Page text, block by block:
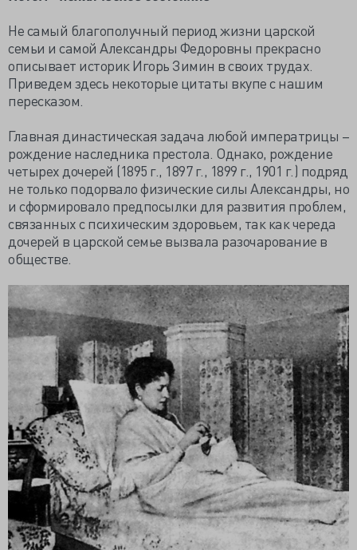
Не самый благополучный период жизни царской
семьи и самой Александры Федоровны прекрасно
описывает историк Игорь Зимин в своих трудах.
Приведем здесь некоторые цитаты вкупе с нашим
пересказом.
Главная династическая задача любой императрицы –
рождение наследника престола. Однако, рождение
четырех дочерей (1895 г., 1897 г., 1899 г., 1901 г.) подряд
не только подорвало физические силы Александры, но
и сформировало предпосылки для развития проблем,
связанных с психическим здоровьем, так как череда
дочерей в царской семье вызвала разочарование в
обществе.